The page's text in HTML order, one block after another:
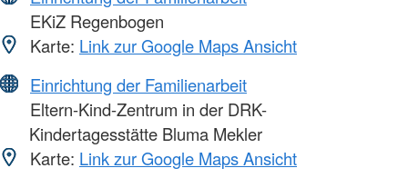
EKiZ Regenbogen
Karte: Link zur Google Maps Ansicht
Einrichtung der Familienarbeit
Eltern-Kind-Zentrum in der DRK-
Kindertagesstätte Bluma Mekler
Karte: Link zur Google Maps Ansicht